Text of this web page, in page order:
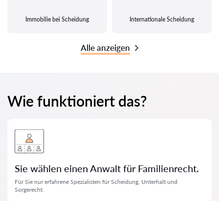
Immobilie bei Scheidung Internationale Scheidung
Alle anzeigen
Wie funktioniert das?
Sie wählen einen Anwalt für Familienrecht.
Für Sie nur erfahrene Spezialisten für Scheidung, Unterhalt und
Sorgerecht.